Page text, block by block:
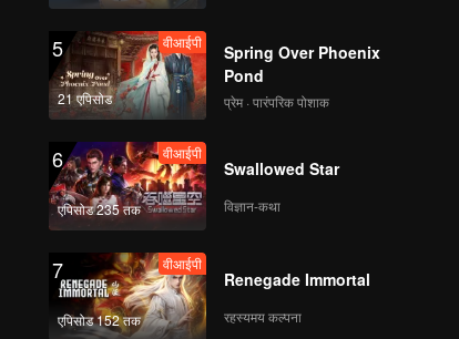
早餐中国4正片_10.mp4
5
21 एपिसोड
वीआईपी
Spring Over Phoenix
Pond
प्रेम · पारंपरिक पोशाक
6
एपिसोड 235 तक
वीआईपी
Swallowed Star
विज्ञान-कथा
7
एपिसोड 152 तक
वीआईपी
Renegade Immortal
रहस्यमय कल्पना